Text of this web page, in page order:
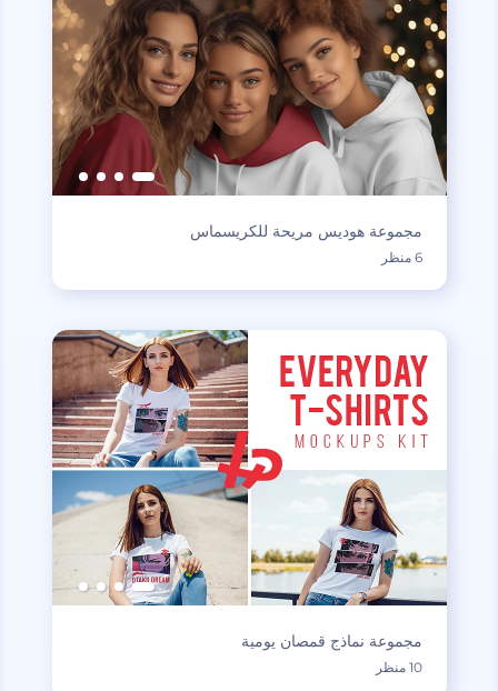
مجموعة هوديس مريحة للكريسماس
6 منظر
مجموعة نماذج قمصان يومية
10 منظر